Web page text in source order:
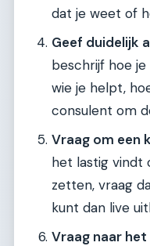
dat je weet of
Geef duidelijk
beschrijf hoe
wie je helpt,
consulent om
Vraag om een
het lastig vindt
zetten, vraag
kunt dan live
Vraag naar het